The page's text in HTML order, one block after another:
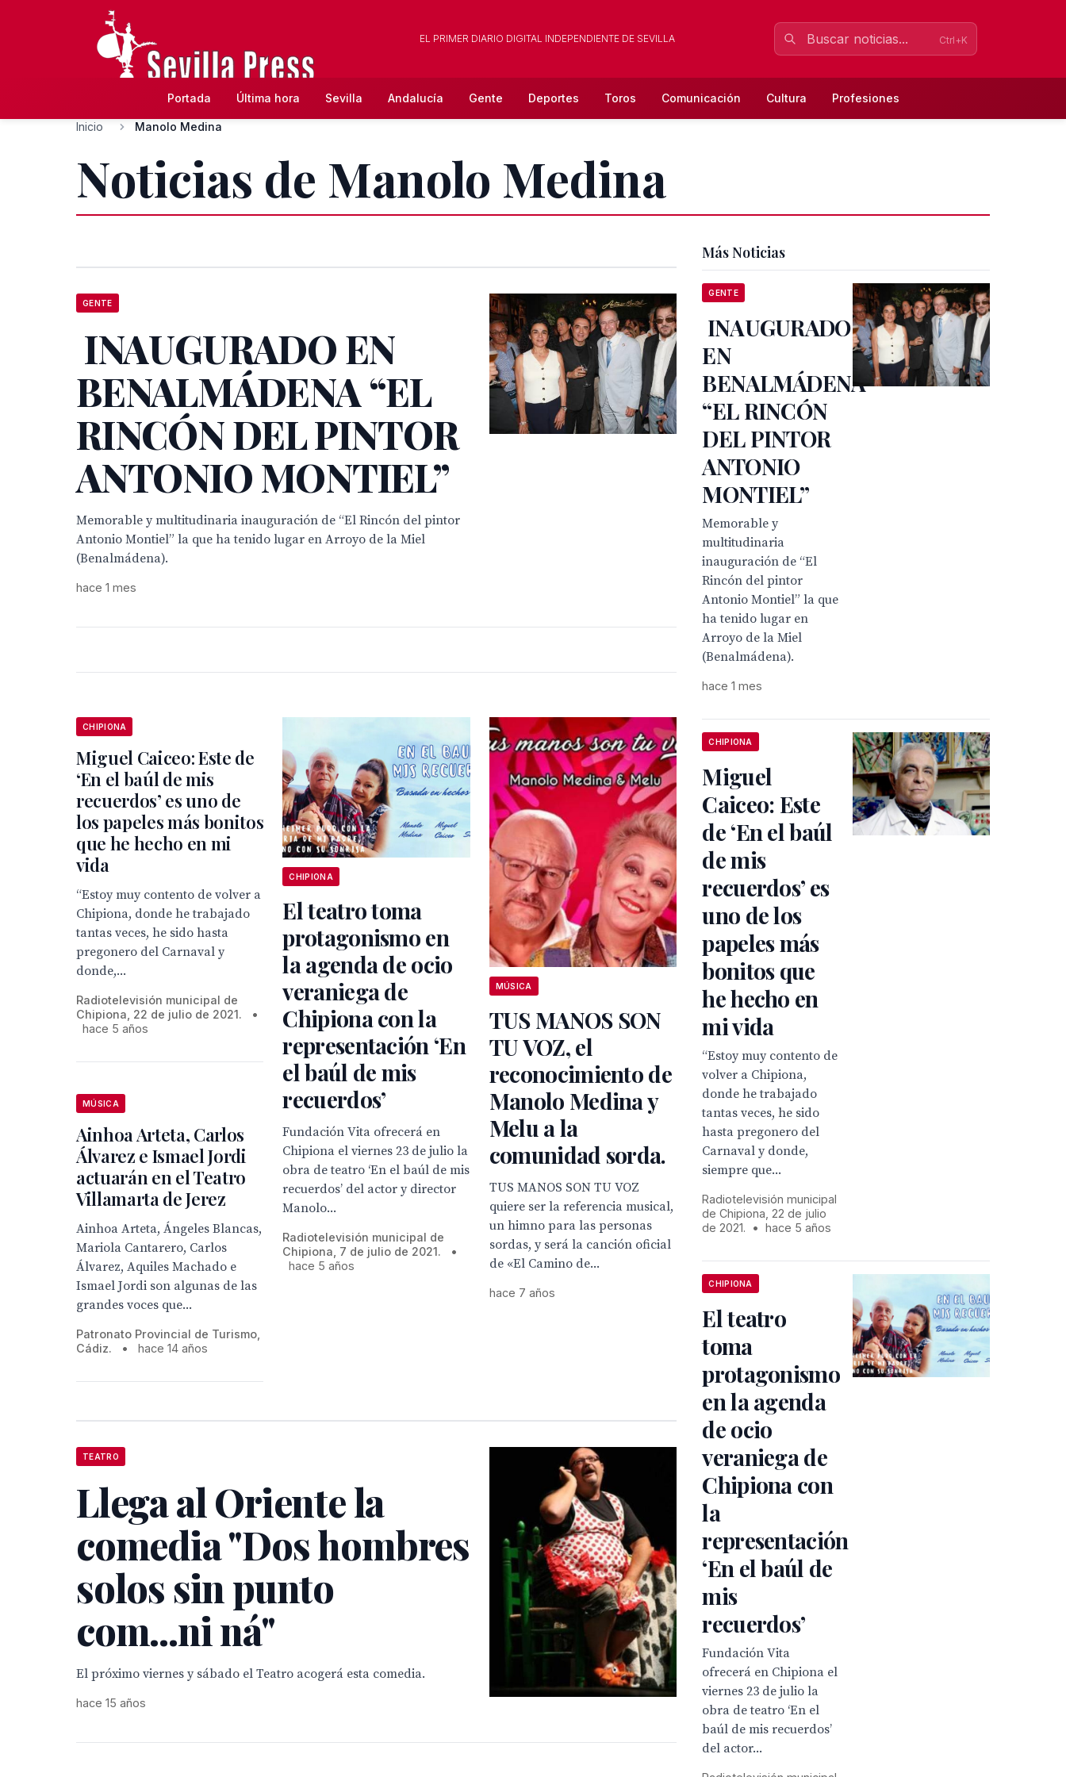
EL PRIMER DIARIO DIGITAL INDEPENDIENTE DE SEVILLA Ctrl+K
Portada Última hora Sevilla Andalucía Gente Deportes Toros Comunicación Cultura Profesiones
Inicio Manolo Medina
Noticias de Manolo Medina
GENTE
INAUGURADO EN
BENALMÁDENA “EL
RINCÓN DEL PINTOR
ANTONIO MONTIEL”
Memorable y multitudinaria inauguración de “El Rincón del pintor
Antonio Montiel” la que ha tenido lugar en Arroyo de la Miel
(Benalmádena).
hace 1 mes
CHIPIONA
Miguel Caiceo: Este de
‘En el baúl de mis
recuerdos’ es uno de
los papeles más bonitos
que he hecho en mi
vida
“Estoy muy contento de volver a
Chipiona, donde he trabajado
tantas veces, he sido hasta
pregonero del Carnaval y
donde,...
Radiotelevisión municipal de
Chipiona, 22 de julio de 2021.
•
hace 5 años
CHIPIONA
El teatro toma
protagonismo en
la agenda de ocio
veraniega de
Chipiona con la
representación ‘En
el baúl de mis
recuerdos’
Fundación Vita ofrecerá en
Chipiona el viernes 23 de julio la
obra de teatro ‘En el baúl de mis
recuerdos’ del actor y director
Manolo...
Radiotelevisión municipal de
Chipiona, 7 de julio de 2021.
•
hace 5 años
MÚSICA
TUS MANOS SON
TU VOZ, el
reconocimiento de
Manolo Medina y
Melu a la
comunidad sorda.
TUS MANOS SON TU VOZ
quiere ser la referencia musical,
un himno para las personas
sordas, y será la canción oficial
de «El Camino de...
hace 7 años
MÚSICA
Ainhoa Arteta, Carlos
Álvarez e Ismael Jordi
actuarán en el Teatro
Villamarta de Jerez
Ainhoa Arteta, Ángeles Blancas,
Mariola Cantarero, Carlos
Álvarez, Aquiles Machado e
Ismael Jordi son algunas de las
grandes voces que...
Patronato Provincial de Turismo,
Cádiz.
• hace 14 años
TEATRO
Llega al Oriente la
comedia "Dos hombres
solos sin punto
com...ni ná"
El próximo viernes y sábado el Teatro acogerá esta comedia.
hace 15 años
Más Noticias
GENTE
INAUGURADO
EN
BENALMÁDENA
“EL RINCÓN
DEL PINTOR
ANTONIO
MONTIEL”
Memorable y
multitudinaria
inauguración de “El
Rincón del pintor
Antonio Montiel” la que
ha tenido lugar en
Arroyo de la Miel
(Benalmádena).
hace 1 mes
CHIPIONA
Miguel
Caiceo: Este
de ‘En el baúl
de mis
recuerdos’ es
uno de los
papeles más
bonitos que
he hecho en
mi vida
“Estoy muy contento de
volver a Chipiona,
donde he trabajado
tantas veces, he sido
hasta pregonero del
Carnaval y donde,
siempre que...
Radiotelevisión municipal
de Chipiona, 22 de julio
de 2021.
• hace 5 años
CHIPIONA
El teatro
toma
protagonismo
en la agenda
de ocio
veraniega de
Chipiona con
la
representación
‘En el baúl de
mis
recuerdos’
Fundación Vita
ofrecerá en Chipiona el
viernes 23 de julio la
obra de teatro ‘En el
baúl de mis recuerdos’
del actor...